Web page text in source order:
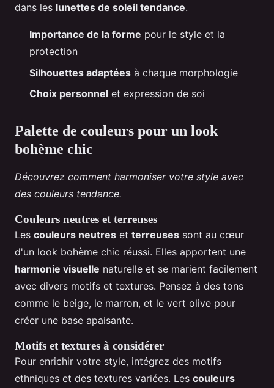
dans les lunettes de soleil tendance.
Importance de la forme pour le style et la
protection
Silhouettes adaptées à chaque morphologie
Choix personnel et expression de soi
Palette de couleurs pour un look
bohème chic
Découvrez comment harmoniser votre style avec
des couleurs tendance.
Couleurs neutres et terreuses
Les couleurs neutres et terreuses sont au cœur
d'un look bohème chic réussi. Elles apportent une
harmonie visuelle naturelle et se marient facilement
avec divers motifs et textures. Pensez à des tons
comme le beige, le marron, et le vert olive pour
créer une base apaisante.
Motifs et textures à considérer
Pour enrichir votre style, intégrez des motifs
ethniques et des textures variées. Les couleurs